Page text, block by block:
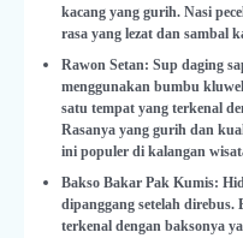
kacang yang gurih. Nasi
rasa yang lezat dan sambal
Rawon Setan: Sup daging
menggunakan bumbu
satu tempat yang terkenal
Rasanya yang gurih dan
ini populer di kalangan
Bakso Bakar Pak Kumis:
dipanggang setelah
terkenal dengan baksonya